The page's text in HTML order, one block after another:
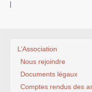
|
L’Association
Nous rejoindre
Documents légaux
Comptes rendus des